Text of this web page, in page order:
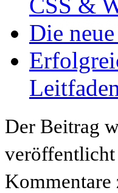
Die
Der Beitrag